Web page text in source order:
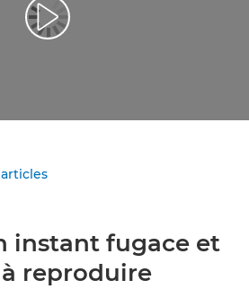
Lancer la vidéo
instant fugace et
reproduire